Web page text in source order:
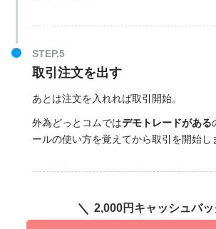
取引注文を出す
あとは注文を入れれば取引開始。
外為どっとコムではデモトレードがある
ールの使い方を覚えてから取引を開始し
2,000円キャッシュバッ